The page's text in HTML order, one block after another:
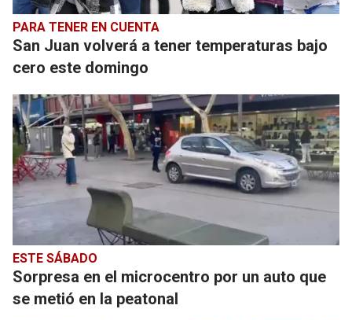
PARA TENER EN CUENTA
San Juan volverá a tener temperaturas bajo
cero este domingo
ESTE SÁBADO
Sorpresa en el microcentro por un auto que
se metió en la peatonal